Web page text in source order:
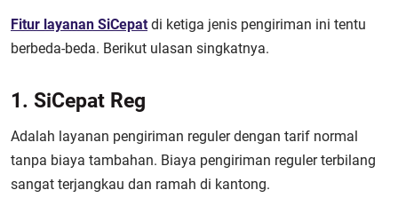
Fitur layanan SiCepat di ketiga jenis pengiriman ini tentu
berbeda-beda. Berikut ulasan singkatnya.
1. SiCepat Reg
Adalah layanan pengiriman reguler dengan tarif normal
tanpa biaya tambahan. Biaya pengiriman reguler terbilang
sangat terjangkau dan ramah di kantong.